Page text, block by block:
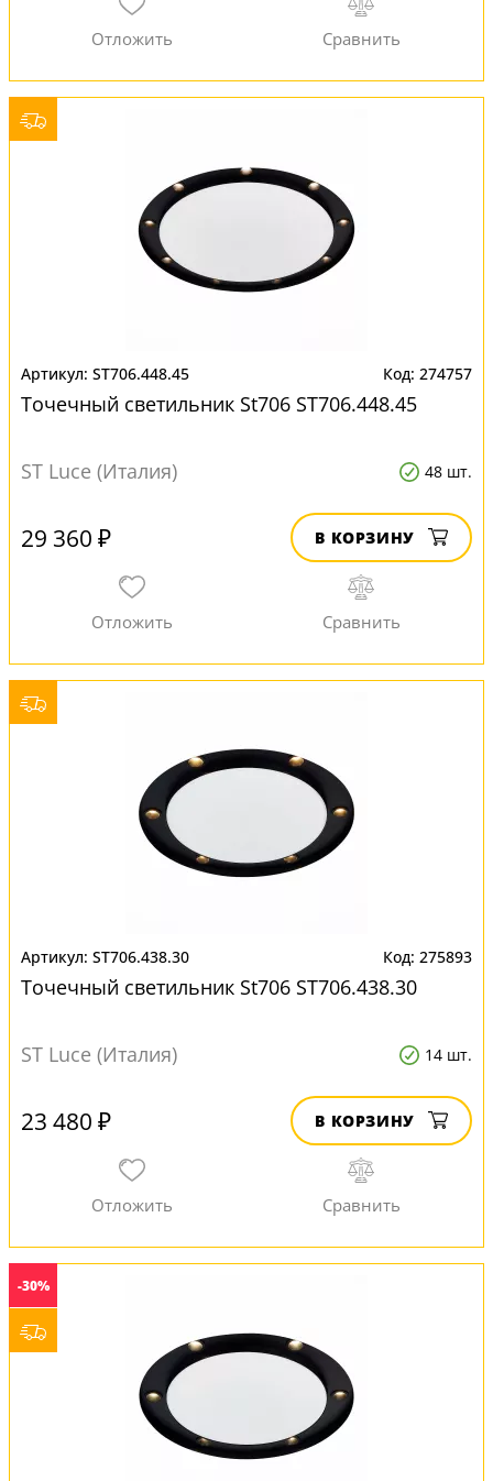
ST706.448.45 274757
Точечный светильник St706 ST706.448.45
ST Luce (Италия) 48 шт.
29 360 ₽ В КОРЗИНУ
ST706.438.30 275893
Точечный светильник St706 ST706.438.30
ST Luce (Италия) 14 шт.
23 480 ₽ В КОРЗИНУ
-30%